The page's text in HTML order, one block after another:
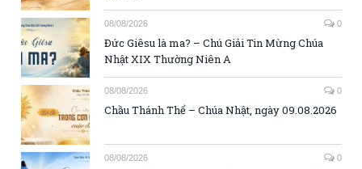
08/08/2026 0
Đức Giêsu là ma? – Chú Giải Tin Mừng Chúa
Nhật XIX Thường Niên A
08/08/2026 0
Chầu Thánh Thể – Chúa Nhật, ngày 09.08.2026
08/08/2026 0